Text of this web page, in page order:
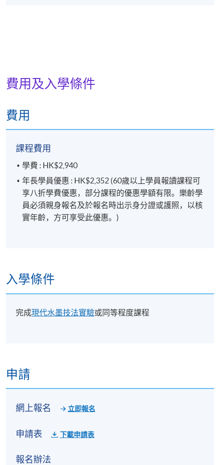
費用及入學條件
費用
課程費用
學費 : HK$2,940
年長學員優惠 : HK$2,352 (60歲以上學員報讀課程可
享八折學費優惠，部分課程的優惠學額有限。樂齡學
員必須親身報名及於報名時出示身分證或護照，以核
實年齡，方可享受此優惠。)
入學條件
完成現代水墨技法實驗或同等程度課程
申請
網上報名 立即報名
申請表 下載申請表
報名辦法